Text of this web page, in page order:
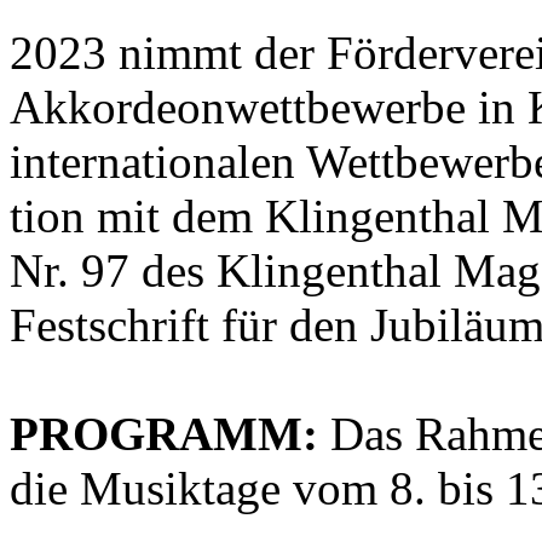
2023 nimmt der
Akkordeonwettbewerbe in
internationalen
tion mit dem Klingenthal
Nr. 97 des Klingenthal
Festschrift für den
PROGRAMM: Das
die Musiktage vom 8. bis